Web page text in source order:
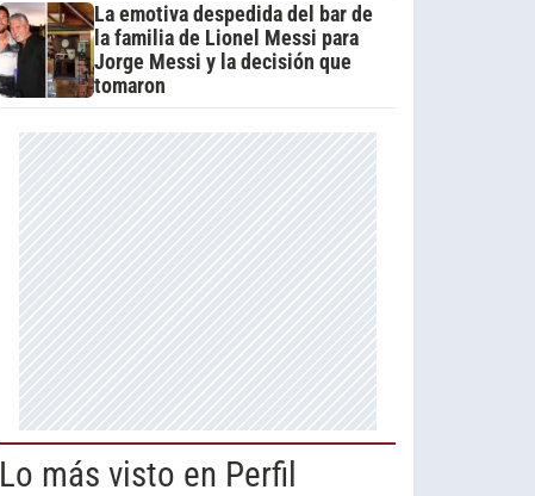
La emotiva despedida del bar de
la familia de Lionel Messi para
Jorge Messi y la decisión que
tomaron
Lo más visto en Perfil